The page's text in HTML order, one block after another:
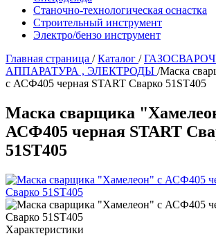
Станочно-технологическая оснастка
Строительный инструмент
Электро/бензо инструмент
Главная страница / Каталог /
АППАРАТУРА , ЭЛЕКТРОДЫ /Маска
с АСФ405 черная START Сварко 51ST405
Маска сварщика
АСФ405 черная START
51ST405
Характеристики